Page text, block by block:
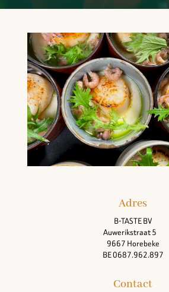
Contact
Adres
B-TASTE BV
Auwerikstraat 5
9667 Horebeke
BE 0687.962.897